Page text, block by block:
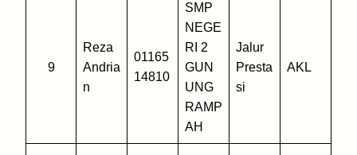
9
Reza
Andria
n
01165
14810
SMP
NEGE
RI 2
GUN
UNG
RAMP
AH
Jalur
Presta
si
AKL